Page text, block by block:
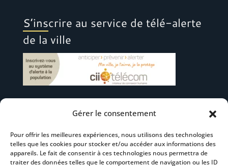
Gérer le consentement
Pour offrir les meilleures expériences, nous utilisons des technologies
telles que les cookies pour stocker et/ou accéder aux informations des
appareils. Le fait de consentir à ces technologies nous permettra de
traiter des données telles que le comportement de navigation ou les ID
S’inscrire au service de télé-alerte
de la ville
Suivez-nous